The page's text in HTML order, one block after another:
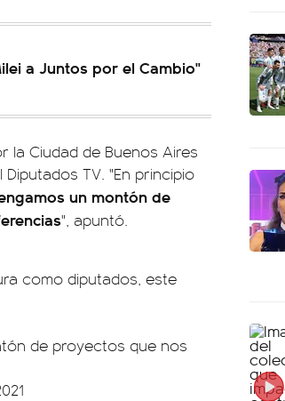
a Juntos por el Cambio"
Ciudad de Buenos Aires
TV. "En principio
un montón de
", apuntó.
como diputados, este
de proyectos que nos